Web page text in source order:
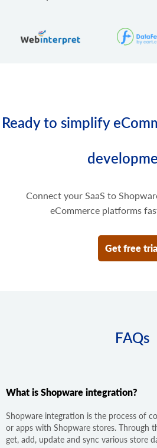
Ta bort några priser på
Ready to simplify
Connect your SaaS to
eCommerce platforms
Get free
FAQs
What is Shopware integration?
Shopware integration is the process of
or apps with Shopware stores. Through
get, add, update and sync various store